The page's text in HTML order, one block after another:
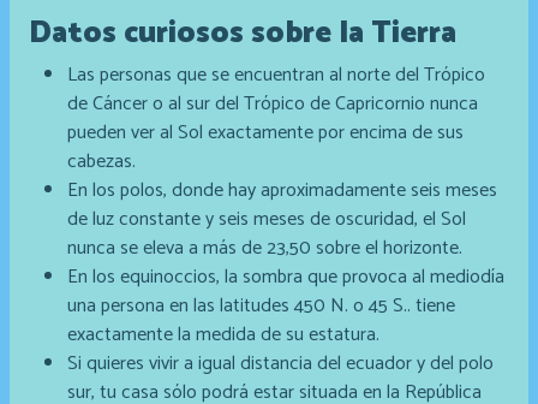
Datos curiosos sobre la Tierra
Las personas que se encuentran al norte del Trópico
de Cáncer o al sur del Trópico de Capricornio nunca
pueden ver al Sol exactamente por encima de sus
cabezas.
En los polos, donde hay aproximadamente seis meses
de luz constante y seis meses de oscuridad, el Sol
nunca se eleva a más de 23,50 sobre el horizonte.
En los equinoccios, la sombra que provoca al mediodía
una persona en las latitudes 450 N. o 45 S.. tiene
exactamente la medida de su estatura.
Si quieres vivir a igual distancia del ecuador y del polo
sur, tu casa sólo podrá estar situada en la República